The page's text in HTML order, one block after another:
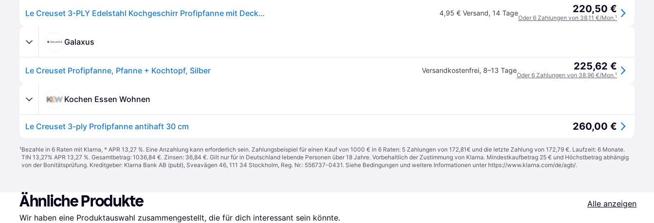
Le Creuset 3-PLY Edelstahl Kochgeschirr Profipfanne mit Deckel 30 cm 4,95 € Versand, 14 Tage 220,50 €
Oder 6 Zahlungen von 38,11 €/Mon.¹
Galaxus
Le Creuset Profipfanne, Pfanne + Kochtopf, Silber Versandkostenfrei, 8–13 Tage 225,62 €
Oder 6 Zahlungen von 38,96 €/Mon.¹
Kochen Essen Wohnen
Le Creuset 3-ply Profipfanne antihaft 30 cm 260,00 €
¹Bezahle in 6 Raten mit Klarna, * APR 13,27 %. Eine Anzahlung kann erforderlich sein. Zahlungsbeispiel für einen Kauf von 1000 € in 6 Raten: 5 Zahlungen von 172,81€ und die letzte Zahlung von 172,79 €. Laufzeit: 6 Monate.
TIN 13,27% APR 13,27 %. Gesamtbetrag: 1036,84 €. Zinsen: 36,84 €. Gilt nur für in Deutschland lebende Personen über 18 Jahre. Vorbehaltlich der Zustimmung von Klarna. Mindestkaufbetrag 25 € und Höchstbetrag abhängig
von der Bonitätsprüfung. Kreditgeber: Klarna Bank AB (publ), Sveavägen 46, 111 34 Stockholm, Reg. Nr.: 556737-0431. Siehe Bedingungen und weitere Informationen unter https://www.klarna.com/de/agb/.
Ähnliche Produkte
Alle anzeigen
Wir haben eine Produktauswahl zusammengestellt, die für dich interessant sein könnte.